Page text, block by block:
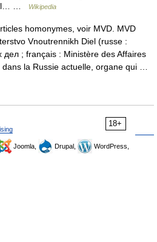
…
Wikipedia
homonymes, voir MVD. MVD
Vnoutrennikh Diel (russe :
дел ; français : Ministère des Affaires
dans la Russie actuelle, organe qui …
18+
Joomla, Drupal,
WordPress,